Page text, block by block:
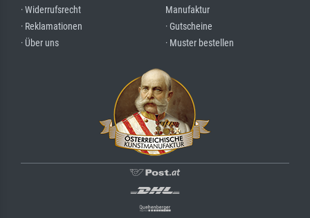
· Widerrufsrecht
· Reklamationen
· Über uns
Manufaktur
· Gutscheine
· Muster bestellen